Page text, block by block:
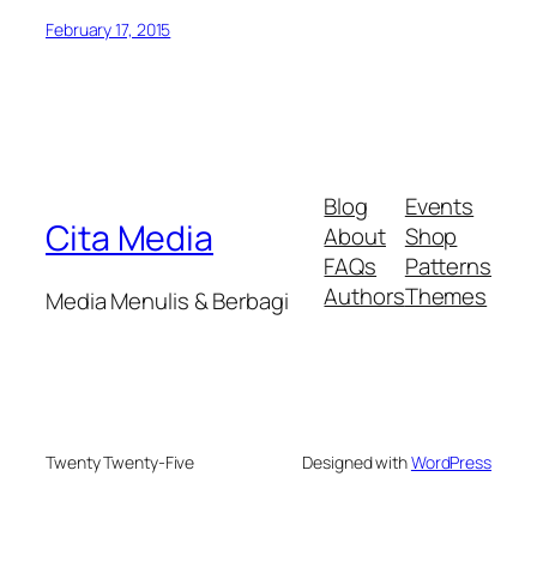
February 17, 2015
Cita Media
Media Menulis & Berbagi
Blog
About
FAQs
Authors
Events
Shop
Patterns
Themes
Twenty Twenty-Five Designed withWordPress